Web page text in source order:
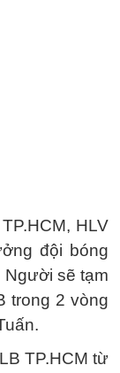
HLV
đội bóng
Người sẽ tạm
trong 2 vòng
TP.HCM từ